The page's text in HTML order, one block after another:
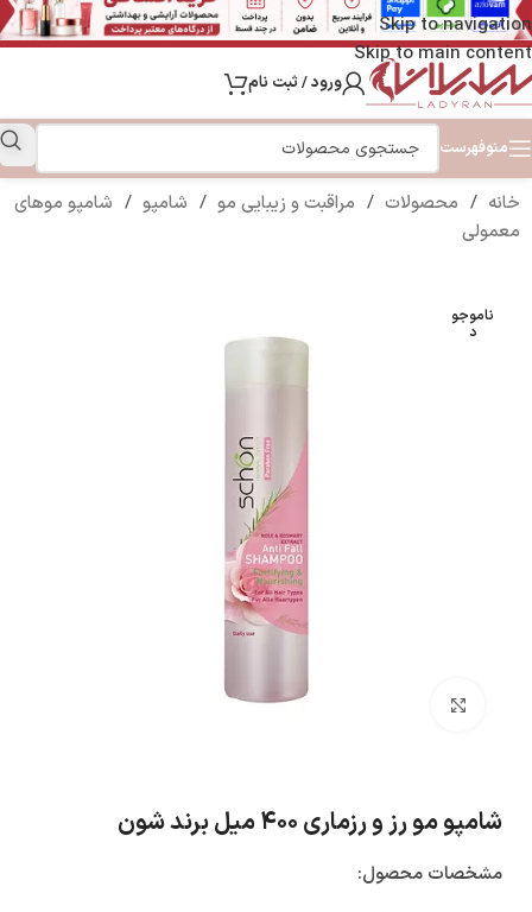
Skip to navigation
Skip to main content
ورود / ثبت نام
منوفهرست
خانه / محصولات / مراقبت و زیبایی مو / شامپو / شامپو موهای
معمولی
ناموجو
د
شامپو مو رز و رزماری ۴۰۰ میل برند شون
مشخصات محصول: